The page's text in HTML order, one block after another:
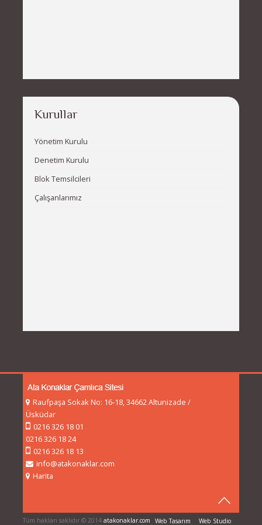
Kurullar
Yönetim Kurulu
Denetim Kurulu
Blok Temsilcileri
Çalışanlarımız
Raufpaşa Sokak No: 16-18, 34662 Altunizade /
Üsküdar
0216 326 18 01
0216 326 18 24
0216 326 18 13
info@atakonaklar.com
Harita
Tüm hakları saklıdır © 2014 atakonaklar.com Web Tasarım Web Studio